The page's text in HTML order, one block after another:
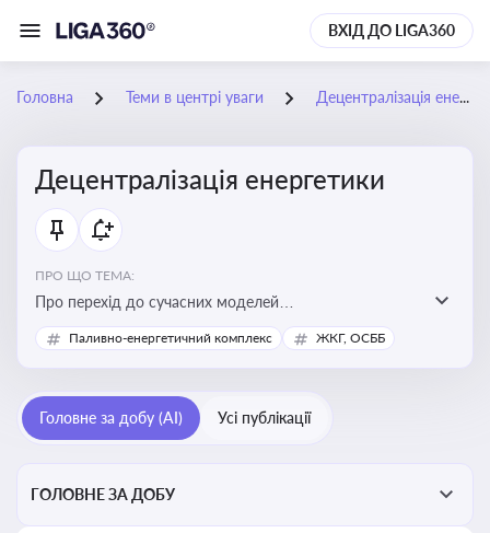
ВХІД ДО LIGA360
Головна Теми в центрі уваги Децентралізація енергетики
Децентралізація енергетики
ПРО ЩО ТЕМА:
Про перехід до сучасних моделей
енергозабезпечення, де виробництво електроенергії
здійснюється ближче до споживача. Це важливо для
втрат при транспортуванні енергії та стимулювання
розвитку відновлюваних джерел
Паливно-енергетичний комплекс ЖКГ, ОСББ
Головне за добу (AI) Усі публікації
ГОЛОВНЕ ЗА ДОБУ